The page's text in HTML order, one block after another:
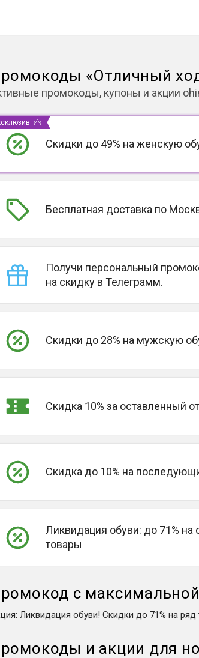
«Отличный
промокоды, купоны и акции
Скидки до 49% на женскую
Бесплатная доставка по
Получи персональный
на скидку в Телеграмм.
Скидки до 28% на мужскую
Скидка 10% за оставленный
Скидка до 10% на
Ликвидация обуви: до 71%
товары
с
: Ликвидация обуви! Скидки до 71% на ряд
и акции для